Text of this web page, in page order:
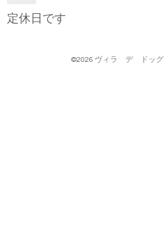
定休日です
©2026 ヴィラ デ ドッグ